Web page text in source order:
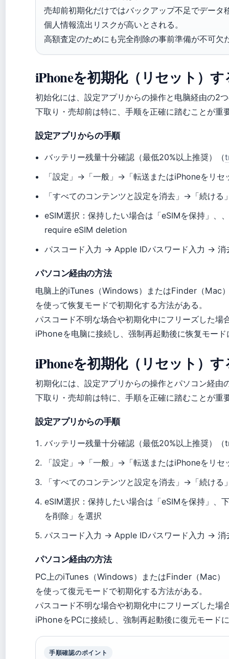
売却前初期化だけではバックアップ不足でデータ
個人情報流出リスクが高いとされる。
高額査定のためにも完全削除の事前準備が不可欠
iPhoneを初期化（リセット）
初始化には、設定アプリからの操作と电脑経由の2
下取り・売却前は特に、手顺を正確に踏むことが重
設定アプリからの手順
バッテリー残量十分確認（最低20%以上推奨）（
「設定」→「一般」→「転送またはiPhoneをリセ
「すべてのコンテンツと設定を消去」→「続ける
eSIM選択：保持したい場合は「eSIMを保持」、
require eSIM deletion
パスコード入力 → Apple IDパスワード入力 → 消
パソコン経由の方法
电脑上的iTunes（Windows）またはFinder（Mac
を使って恢复モードで初期化する方法がある。
パスコード不明な场合や初期化中にフリーズした場
iPhoneを电脑に接続し、强制再起動後に恢复モード
iPhoneを初期化（リセット）
初期化には、設定アプリからの操作とパソコン経由
下取り・売却前は特に、手順を正確に踏むことが重
設定アプリからの手順
バッテリー残量十分確認（最低20%以上推奨）
「設定」→「一般」→「転送またはiPhoneをリセ
「すべてのコンテンツと設定を消去」→「続ける
eSIM選択：保持したい場合は「eSIMを保持」、
を削除」を選択
パスコード入力 → Apple IDパスワード入力 → 消
パソコン経由の方法
PC上のiTunes（Windows）またはFinder（Mac）
を使って復元モードで初期化する方法がある。
パスコード不明な場合や初期化中にフリーズした場
iPhoneをPCに接続し、強制再起動後に復元モード
手順確認のポイント